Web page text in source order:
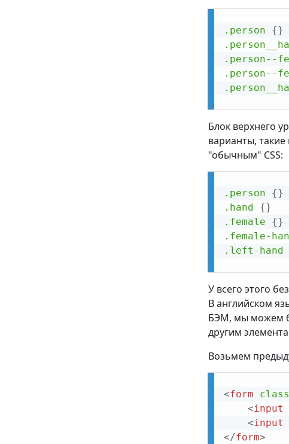
.person {}
.person--
.person--
Блок верхнего
варианты,
"обычным" CSS:
.person {}
.hand
{}
.female
{}
.female-
.left-hand
У всего этого
В английском
БЭМ, мы можем
другим
Возьмем
<form class
<input
<input
</form>